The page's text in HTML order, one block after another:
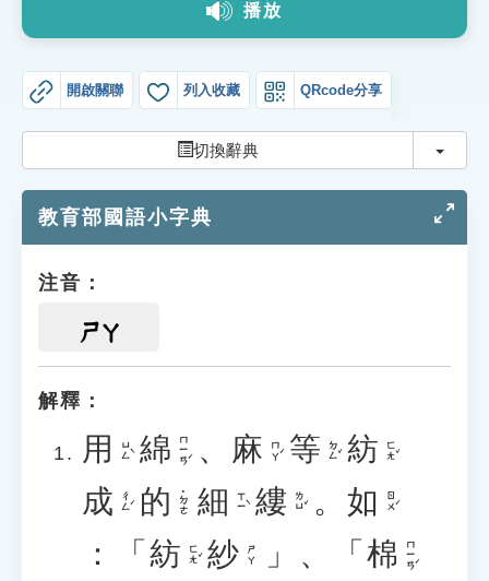
教學應用
貓頭鷹博士
播放
開啟關聯 列入收藏 QRcode分享
切換辭典 切換
教育部國語小字典
注音：
ㄕㄚ
解釋：
用 ㄩㄥˋ 綿 ㄇㄧㄢˊ 、 麻 ㄇㄚˊ 等 ㄉㄥˇ 紡 ㄈㄤˇ
成 ㄔㄥˊ 的 ˙ㄉㄜ 細 ㄒㄧˋ 縷 ㄌㄩˇ 。 如 ㄖㄨˊ
：「 紡 ㄈㄤˇ 紗 ㄕㄚ 」、「 棉 ㄇㄧㄢˊ